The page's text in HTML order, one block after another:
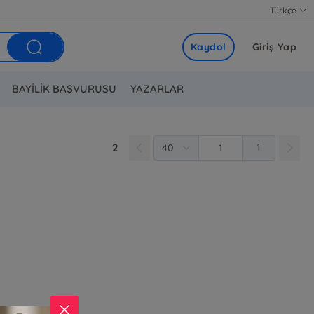
Türkçe
Giriş Yap
Kaydol
BAYİLİK BAŞVURUSU YAZARLAR
2 1